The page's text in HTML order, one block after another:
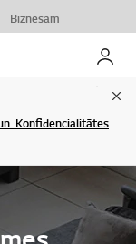
Biznesam
Mans
Konfidencialitātes